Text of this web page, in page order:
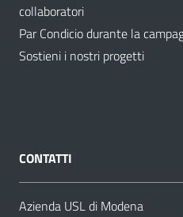
collaboratori
Par Condicio durante la
Sostieni i nostri progetti
CONTATTI
Azienda USL di Modena